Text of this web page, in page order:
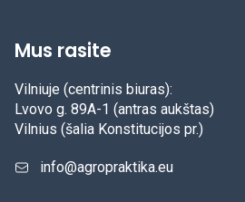
Mus rasite
Vilniuje (centrinis biuras):
Lvovo g. 89A-1 (antras aukštas)
Vilnius (šalia Konstitucijos pr.)
info@agropraktika.eu